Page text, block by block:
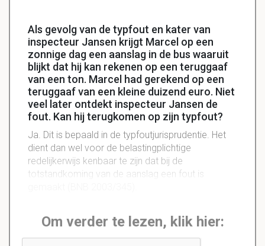
Als gevolg van de typfout en kater van
inspecteur Jansen krijgt Marcel op een
zonnige dag een aanslag in de bus waaruit
blijkt dat hij kan rekenen op een teruggaaf
van een ton. Marcel had gerekend op een
teruggaaf van een kleine duizend euro. Niet
veel later ontdekt inspecteur Jansen de
fout. Kan hij terugkomen op zijn typfout?
Ja. Dit is bepaald in de typfoutjurisprudentie. Het
dient dan wel voor de belastingplichtige
redelijkerwijs kenbaar te zijn dat bij de
totstandkoming van de aanslag een fout is
Om verder te lezen, klik hier: